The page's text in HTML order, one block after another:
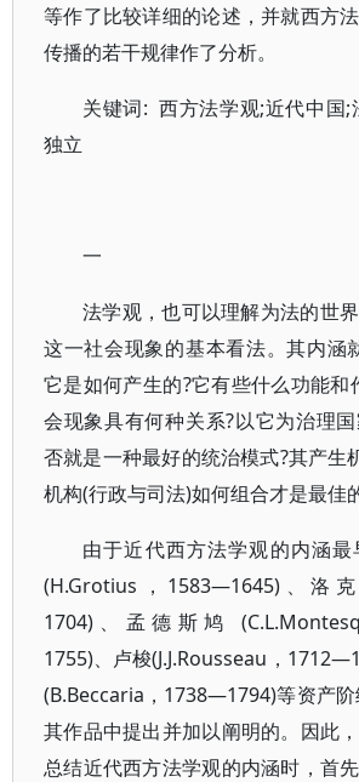
等作了比较详细的论述，并就西方
传播的若干规律作了分析。
关键词: 西方法学观;近代中国;
独立
一
法学观，也可以理解为法的世
这一社会现象的基本看法。其内涵
它是如何产生的?它有些什么功能和
会现象具有何种关系?以它为治理
否就是一种最好的统治模式?其产生
机构(行政与司法)如何组合才是最佳
由于近代西方法学观的内涵
(H.Grotius，1583—1645)、洛克
1704)、孟德斯鸠
1755)、卢梭(J.J.Rousseau，
(B.Beccaria，1738—1794)等资产
其作品中提出并加以阐明的。因此
总结近代西方法学观的内涵时，首